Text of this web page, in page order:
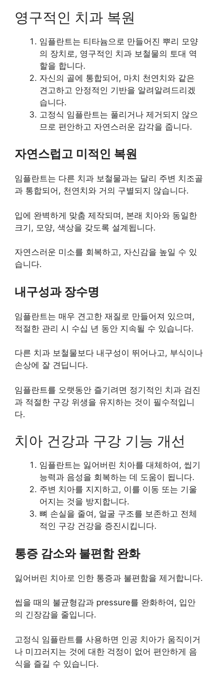
영구적인 치과 복원
임플란트는 티타늄으로 만들어진 뿌리 모양
의 장치로, 영구적인 치과 보철물의 토대 역
할을 합니다.
자신의 골에 통합되어, 마치 천연치와 같은
견고하고 안정적인 기반을 알려알려드리겠
습니다.
고정식 임플란트는 풀리거나 제거되지 않으
므로 편안하고 자연스러운 감각을 줍니다.
자연스럽고 미적인 복원
임플란트는 다른 치과 보철물과는 달리 주변 치조골
과 통합되어, 천연치와 거의 구별되지 않습니다.
입에 완벽하게 맞춤 제작되며, 본래 치아와 동일한
크기, 모양, 색상을 갖도록 설계됩니다.
자연스러운 미소를 회복하고, 자신감을 높일 수 있
습니다.
내구성과 장수명
임플란트는 매우 견고한 재질로 만들어져 있으며,
적절한 관리 시 수십 년 동안 지속될 수 있습니다.
다른 치과 보철물보다 내구성이 뛰어나고, 부식이나
손상에 잘 견딥니다.
임플란트를 오랫동안 즐기려면 정기적인 치과 검진
과 적절한 구강 위생을 유지하는 것이 필수적입니
다.
치아 건강과 구강 기능 개선
임플란트는 잃어버린 치아를 대체하여, 씹기
능력과 음성을 회복하는 데 도움이 됩니다.
주변 치아를 지지하고, 이를 이동 또는 기울
어지는 것을 방지합니다.
뼈 손실을 줄여, 얼굴 구조를 보존하고 전체
적인 구강 건강을 증진시킵니다.
통증 감소와 불편함 완화
잃어버린 치아로 인한 통증과 불편함을 제거합니다.
씹을 때의 불균형감과 pressure를 완화하여, 입안
의 긴장감을 줄입니다.
고정식 임플란트를 사용하면 인공 치아가 움직이거
나 미끄러지는 것에 대한 걱정이 없어 편안하게 음
식을 즐길 수 있습니다.